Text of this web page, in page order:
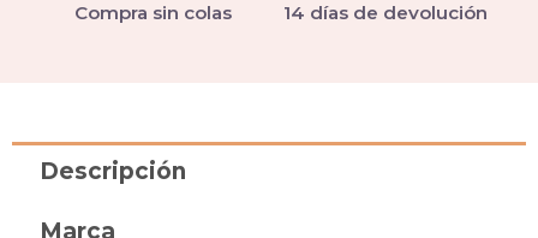
Compra sin colas 14 días de devolución
Descripción
Marca